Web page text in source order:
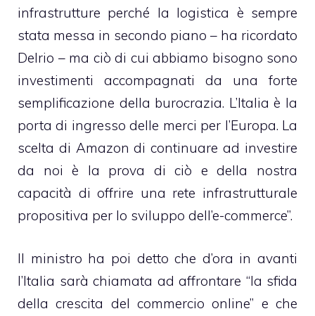
infrastrutture perché la logistica è sempre
stata messa in secondo piano – ha ricordato
Delrio – ma ciò di cui abbiamo bisogno sono
investimenti accompagnati da una forte
semplificazione della burocrazia. L’Italia è la
porta di ingresso delle merci per l’Europa. La
scelta di Amazon di continuare ad investire
da noi è la prova di ciò e della nostra
capacità di offrire una rete infrastrutturale
propositiva per lo sviluppo dell’e-commerce”.
Il ministro ha poi detto che d’ora in avanti
l’Italia sarà chiamata ad affrontare “la sfida
della crescita del commercio online” e che